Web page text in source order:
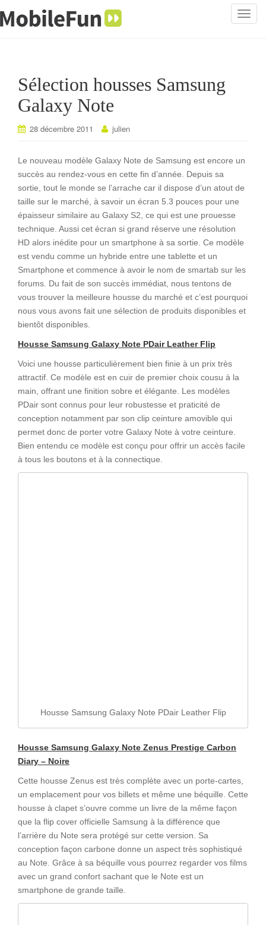
T
a
i
Sélection housses Samsung
Galaxy Note
28 décembre 2011 julien
Le nouveau modèle Galaxy Note de Samsung est encore un
succès au rendez-vous en cette fin d’année. Depuis sa
sortie, tout le monde se l’arrache car il dispose d’un atout de
taille sur le marché, à savoir un écran 5.3 pouces pour une
épaisseur similaire au Galaxy S2, ce qui est une prouesse
technique. Aussi cet écran si grand réserve une résolution
HD alors inédite pour un smartphone à sa sortie. Ce modèle
est vendu comme un hybride entre une tablette et un
Smartphone et commence à avoir le nom de smartab sur les
forums. Du fait de son succès immédiat, nous tentons de
vous trouver la meilleure housse du marché et c’est pourquoi
nous vous avons fait une sélection de produits disponibles et
bientôt disponibles.
Housse Samsung Galaxy Note PDair Leather Flip
Voici une housse particulièrement bien finie à un prix très
attractif. Ce modèle est en cuir de premier choix cousu à la
main, offrant une finition sobre et élégante. Les modèles
PDair sont connus pour leur robustesse et praticité de
conception notamment par son clip ceinture amovible qui
permet donc de porter votre Galaxy Note à votre ceinture.
Bien entendu ce modèle est conçu pour offrir un accès facile
à tous les boutons et à la connectique.
Housse Samsung Galaxy Note PDair Leather Flip
Housse Samsung Galaxy Note Zenus Prestige Carbon
Diary – Noire
Cette housse Zenus est très complète avec un porte-cartes,
un emplacement pour vos billets et même une béquille. Cette
housse à clapet s’ouvre comme un livre de la même façon
que la flip cover officielle Samsung à la différence que
l’arrière du Note sera protégé sur cette version. Sa
conception façon carbone donne un aspect très sophistiqué
au Note. Grâce à sa béquille vous pourrez regarder vos films
avec un grand confort sachant que le Note est un
smartphone de grande taille.